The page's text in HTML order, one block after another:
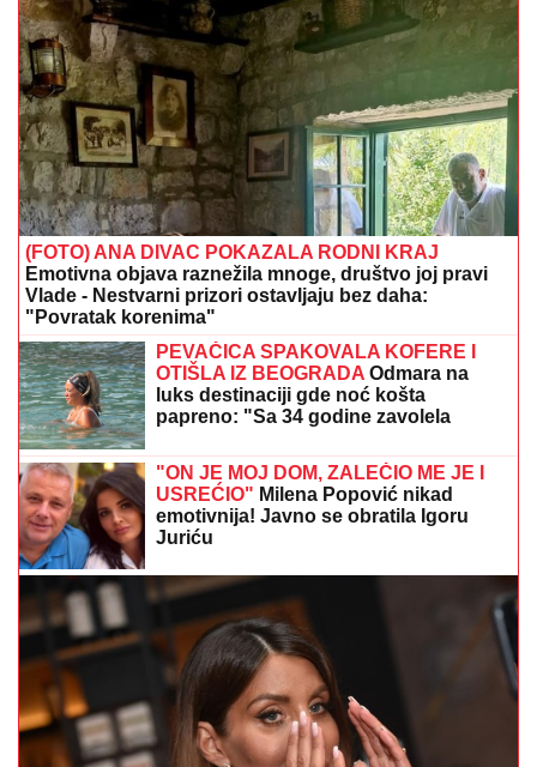
(FOTO) ANA DIVAC POKAZALA RODNI KRAJ
Emotivna objava raznežila mnoge, društvo joj pravi
Vlade - Nestvarni prizori ostavljaju bez daha:
"Povratak korenima"
PEVAČICA SPAKOVALA KOFERE I
OTIŠLA IZ BEOGRADA Odmara na
luks destinaciji gde noć košta
papreno: "Sa 34 godine zavolela
"ON JE MOJ DOM, ZALEČIO ME JE I
USREĆIO" Milena Popović nikad
emotivnija! Javno se obratila Igoru
Juriću